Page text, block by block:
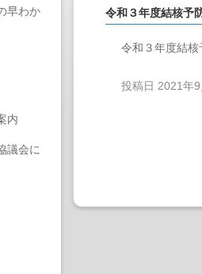
早わか
内
議会に
令和３年度結核予
令和３年度結
投稿日 2021年